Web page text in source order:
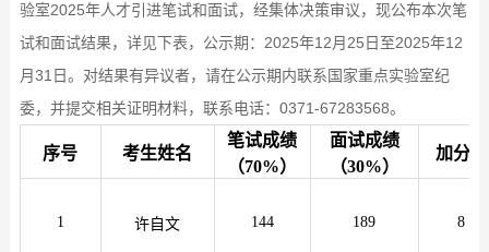
验室2025年人才引进笔试和面试，经集体决策审议，现公布本次笔
试和面试结果，详见下表，公示期：2025年12月25日至2025年12
月31日。对结果有异议者，请在公示期内联系国家重点实验室纪
委，并提交相关证明材料，联系电话：0371-67283568。
序号 考生姓名
笔试成绩
（70%）
面试成绩
（30%）
加分项
1 许 自文 144 189 8